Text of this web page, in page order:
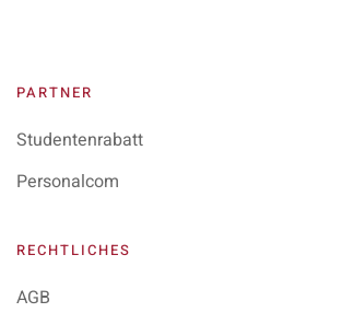
PARTNER
Studentenrabatt
Personalcom
RECHTLICHES
AGB